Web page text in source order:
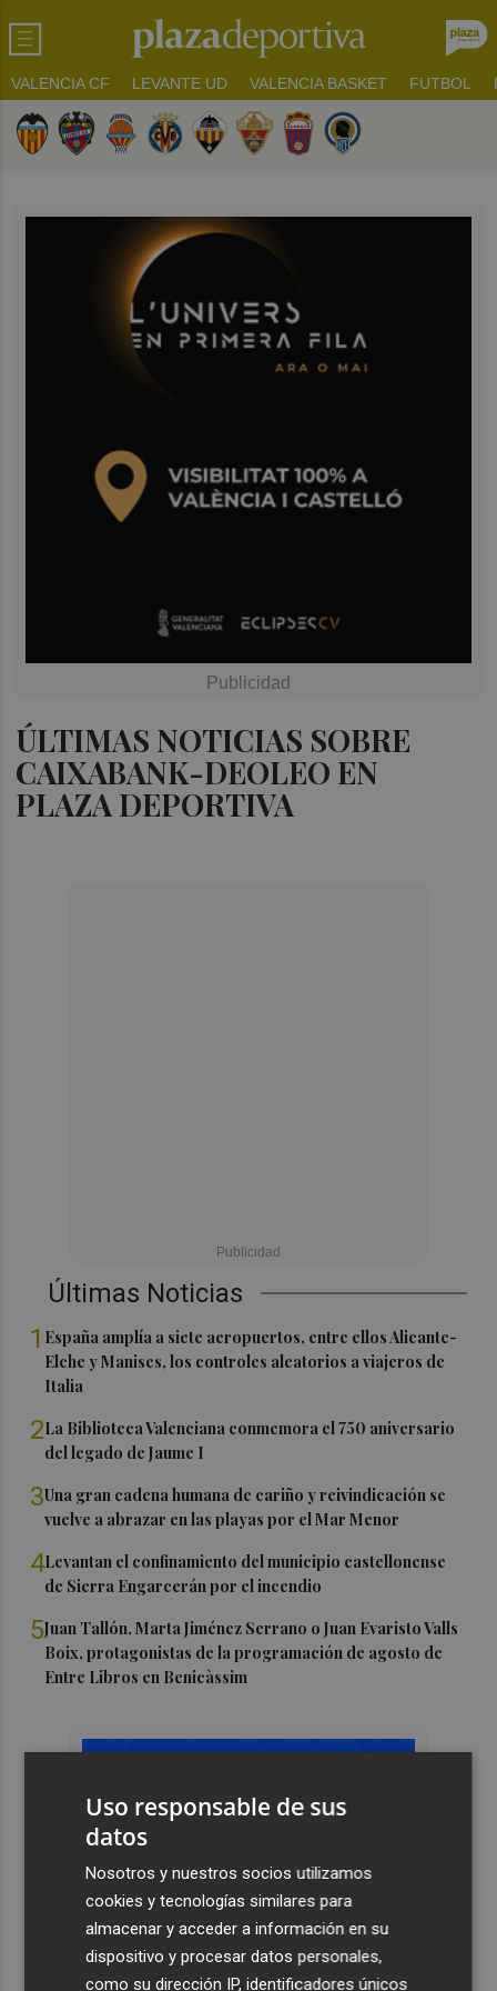
VALENCIA CF LEVANTE UD VALENCIA BASKET FUTBOL
ÚLTIMAS NOTICIAS SOBRE
CAIXABANK-DEOLEO EN
PLAZA DEPORTIVA
Últimas Noticias
1 España amplía a siete aeropuertos, entre ellos Alicante-
Elche y Manises, los controles aleatorios a viajeros de
Italia
2La Biblioteca Valenciana conmemora el 750 aniversario
del legado de Jaume I
3Una gran cadena humana de cariño y reivindicación se
vuelve a abrazar en las playas por el Mar Menor
4Levantan el confinamiento del municipio castellonense
de Sierra Engarcerán por el incendio
5Juan Tallón, Marta Jiménez Serrano o Juan Evaristo Valls
Boix, protagonistas de la programación de agosto de
Entre Libros en Benicàssim
Uso responsable de sus
datos
Nosotros y nuestros socios utilizamos
cookies y tecnologías similares para
almacenar y acceder a información en su
dispositivo y procesar datos personales,
como su dirección IP, identificadores únicos